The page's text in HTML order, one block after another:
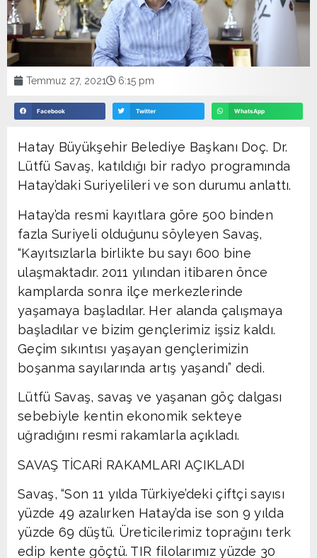
Temmuz 27, 2021 6:15 pm
Facebook Twitter WhatsApp
Hatay Büyükşehir Belediye Başkanı Doç. Dr.
Lütfü Savaş, katıldığı bir radyo programında
Hatay’daki Suriyelileri ve son durumu anlattı.
Hatay’da resmi kayıtlara göre 500 binden
fazla Suriyeli olduğunu söyleyen Savaş,
“Kayıtsızlarla birlikte bu sayı 600 bine
ulaşmaktadır. 2011 yılından itibaren önce
kamplarda sonra ilçe merkezlerinde
yaşamaya başladılar. Her alanda çalışmaya
başladılar ve bizim gençlerimiz işsiz kaldı.
Geçim sıkıntısı yaşayan gençlerimizin
boşanma sayılarında artış yaşandı” dedi.
Lütfü Savaş, savaş ve yaşanan göç dalgası
sebebiyle kentin ekonomik sekteye
uğradığını resmi rakamlarla açıkladı.
SAVAŞ TİCARİ RAKAMLARI AÇIKLADI
Savaş, “Son 11 yılda Türkiye’deki çiftçi sayısı
yüzde 49 azalırken Hatay’da ise son 9 yılda
yüzde 69 düştü. Üreticilerimiz toprağını terk
edip kente göçtü. TIR filolarımız yüzde 30